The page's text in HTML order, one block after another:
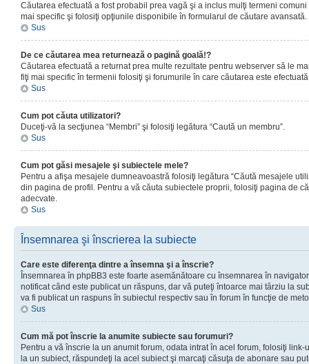
Căutarea efectuată a fost probabil prea vagă şi a inclus mulţi termeni
mai specific şi folosiţi opţiunile disponibile în formularul de căutare avansată.
Sus
De ce căutarea mea returnează o pagină goală!?
Căutarea efectuată a returnat prea multe rezultate pentru webserver să le
fiţi mai specific în termenii folosiţi şi forumurile în care căutarea este
Sus
Cum pot căuta utilizatori?
Duceţi-vă la secţiunea “Membri” şi folosiţi legătura “Caută un membru”.
Sus
Cum pot găsi mesajele şi subiectele mele?
Pentru a afişa mesajele dumneavoastră folosiţi legătura “Căută mesajele
din pagina de profil. Pentru a vă căuta subiectele proprii, folosiţi pagina de
adecvate.
Sus
Însemnarea şi înscrierea la subiecte
Care este diferenţa dintre a însemna şi a înscrie?
Însemnarea în phpBB3 este foarte asemănătoare cu însemnarea în
notificat când este publicat un răspuns, dar vă puteţi întoarce mai târziu la
va fi publicat un raspuns în subiectul respectiv sau în forum în funcţie de
Sus
Cum mă pot înscrie la anumite subiecte sau forumuri?
Pentru a vă înscrie la un anumit forum, odata intrat în acel forum, folosiţi
la un subiect, răspundeţi la acel subiect şi marcaţi căsuţa de abonare sau